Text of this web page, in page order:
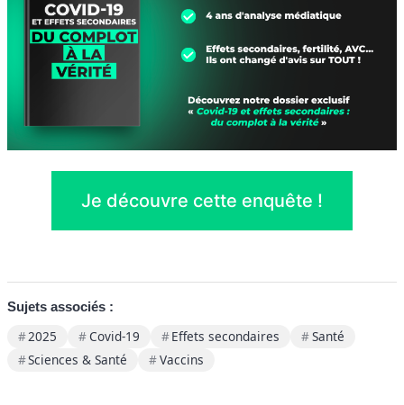
Je découvre cette enquête !
Sujets associés :
2025 Covid-19 Effets secondaires
Santé
Sciences & Santé
Vaccins